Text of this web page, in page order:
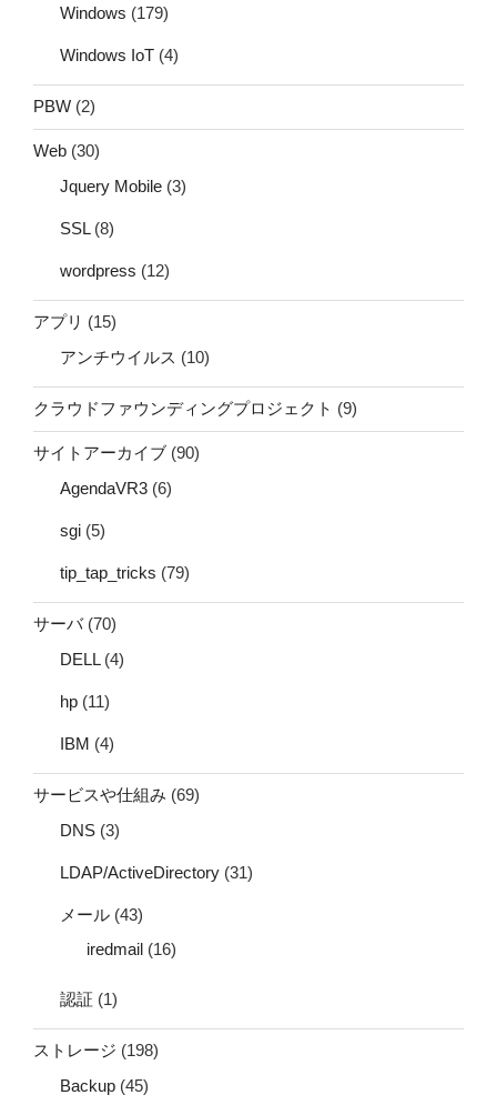
Windows (179)
Windows IoT (4)
PBW (2)
Web (30)
Jquery Mobile (3)
SSL(8)
wordpress (12)
アプリ (15)
アンチウイルス (10)
クラウドファウンディングプロジェクト (9)
サイトアーカイブ (90)
AgendaVR3 (6)
sgi (5)
tip_tap_tricks (79)
サーバ(70)
DELL(4)
hp (11)
IBM (4)
サービスや仕組み (69)
DNS (3)
LDAP/ActiveDirectory (31)
メール (43)
iredmail (16)
認証 (1)
ストレージ (198)
Backup (45)